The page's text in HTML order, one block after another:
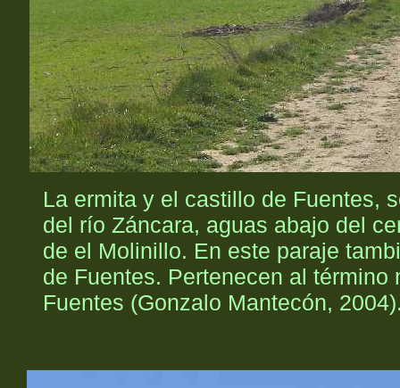
La ermita y el castillo de Fuentes,
del río Záncara, aguas abajo del
de el Molinillo. En este paraje
de Fuentes. Pertenecen al
Fuentes (Gonzalo Mantecón,